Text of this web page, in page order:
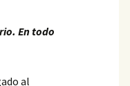
En todo
al